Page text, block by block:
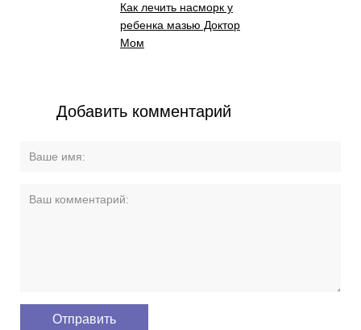
Как лечить насморк у
ребенка мазью Доктор
Мом
Добавить комментарий